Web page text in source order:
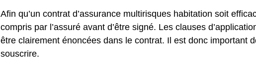
Afin qu’un contrat d’assurance multirisques habitation soit
compris par l’assuré avant d’être signé. Les clauses
être clairement énoncées dans le contrat. Il est donc important
souscrire.